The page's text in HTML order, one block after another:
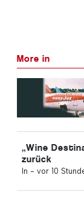
More in
„Wine
zurück
In - vor 10